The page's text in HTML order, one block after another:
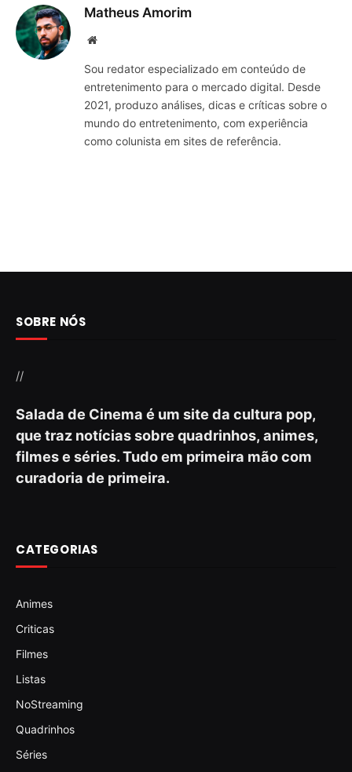
Matheus Amorim
Website
Sou redator especializado em conteúdo de
entretenimento para o mercado digital. Desde
2021, produzo análises, dicas e críticas sobre o
mundo do entretenimento, com experiência
como colunista em sites de referência.
SOBRE NÓS
//
Salada de Cinema é um site da cultura pop,
que traz notícias sobre quadrinhos, animes,
filmes e séries. Tudo em primeira mão com
curadoria de primeira.
CATEGORIAS
Animes
Criticas
Filmes
Listas
NoStreaming
Quadrinhos
Séries